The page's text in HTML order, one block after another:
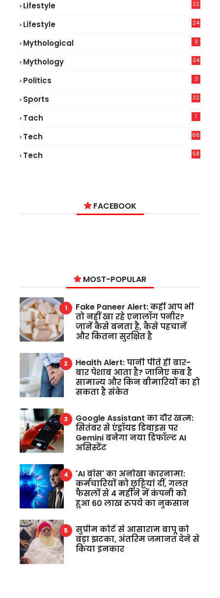
Lifestyle
22
Lifestyle
24
Mythological 9
Mythology 24
Politics 3
Sports 32
Tach 1
Tech
66
Tech
58
FACEBOOK
MOST-POPULAR
Fake Paneer Alert: कहीं आप भी
तो नहीं खा रहे एनालॉग पनीर?
जानें कैसे बनता है, कैसे पहचानें
और कितना सुरक्षित है
Health Alert: पानी पीते ही बार-
बार पेशाब आता है? जानिए कब है
सामान्य और किन बीमारियों का हो
सकता है संकेत
Google Assistant का दौर खत्म:
सितंबर से एंड्रॉयड डिवाइस पर
Gemini बनेगा नया डिफॉल्ट AI
असिस्टेंट
'AI बॉस' का अनोखा कारनामा:
कर्मचारियों को छुट्टियां दीं, गलत
फैसलों से 4 महीने में कंपनी को
हुआ 60 लाख रुपये का नुकसान
सुप्रीम कोर्ट से आसाराम बापू को
बड़ा झटका, अंतरिम जमानत देने से
किया इनकार